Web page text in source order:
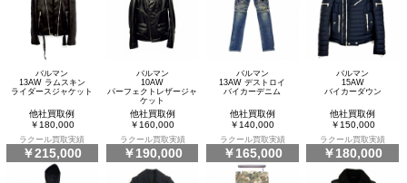
バルマン
13AW ラムスキン
ライダースジャケット
他社買取例
￥180,000
ラクール買取実績
￥215,000
バルマン
10AW
パーフェクトレザージャ
ケット
他社買取例
￥160,000
ラクール買取実績
￥190,000
バルマン
13AW デストロイ
バイカーデニム
他社買取例
￥140,000
ラクール買取実績
￥165,000
バルマン
15AW
バイカーダウン
他社買取例
￥150,000
ラクール買取実績
￥180,000